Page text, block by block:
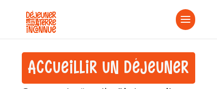
ACCUEILLIR UN DÉJEUNER